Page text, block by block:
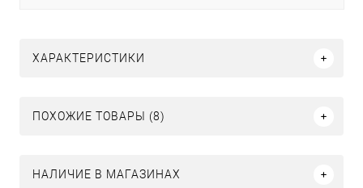
ХАРАКТЕРИСТИКИ
ПОХОЖИЕ ТОВАРЫ (8)
НАЛИЧИЕ В МАГАЗИНАХ